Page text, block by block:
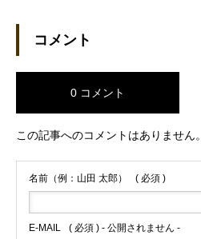
コメント
0 コメント
この記事へのコメントはありません。
名前（例：山田 太郎） ( 必須 )
E-MAIL ( 必須 ) - 公開されません -